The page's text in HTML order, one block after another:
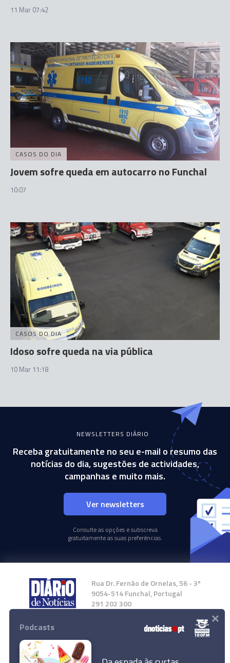
11 Mar 07:42
CASOS DO DIA
Jovem sofre queda em autocarro no Funchal
10:07
CASOS DO DIA
Idoso sofre queda na via pública
10 Mar 11:18
NEWSLETTERS DIÁRIO
Receba gratuitamente no seu e-mail o resumo das
notícias do dia, sugestões de actividades,
campanhas e muito mais.
Ver newsletters
Consulte as opções e subscreva
gratuitamente as suas preferências.
Rua Dr. Fernão de Ornelas, 56 - 3º
9054-514 Funchal, Portugal
291 202 300
Instale a nossa App
Podcasts ×